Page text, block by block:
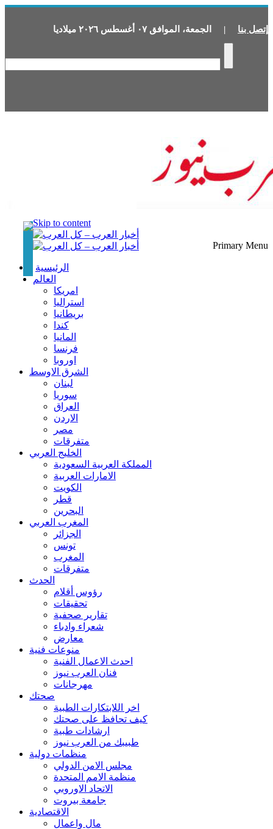
إتصل بنا | الجمعة، الموافق ٠٧ أغسطس ٢٠٢٦ ميلاديا
Skip to content
Primary Menu
الرئيسية
العالم
امريكا
استراليا
بريطانيا
كندا
المانيا
فرنسا
اوروبا
الشرق الاوسط
لبنان
سوريا
العراق
الاردن
مصر
متفرقات
الخليج العربي
المملكة العربية السعودية
الامارات العربية
الكويت
قطر
البحرين
المغرب العربي
الجزائر
تونس
المغرب
متفرقات
الحدث
رؤوس أقلام
تحقيقات
تقارير صحفية
شعراء وادباء
معارض
منوعات فنية
احدث الاعمال الفنية
فنان العرب نيوز
مهرجانات
صحتك
اخر اللابتكارات الطبية
كيف تحافظ على صحتك
ارشادات طبية
طبيبك من العرب نيوز
منظمات دولية
مجلس الامن الدولي
منظمة الامم المتحدة
الاتحاد الاوروبي
جامعة بيروت
الاقتصادية
مال واعمال